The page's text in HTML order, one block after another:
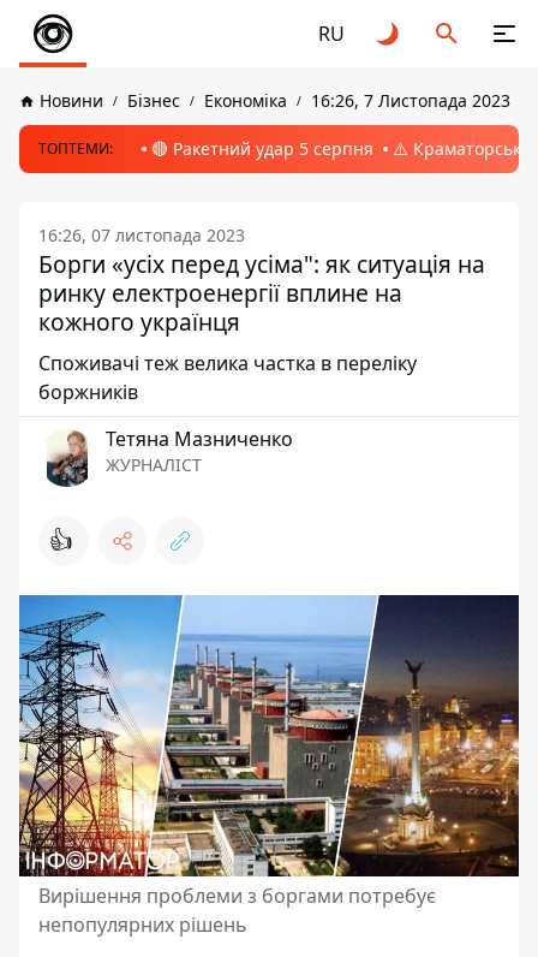
RU
Новини Бізнес Економіка 16:26, 7 Листопада 2023
ТОПТЕМИ: 🔴 Ракетний удар 5 серпня ⚠️ Краматорськ,
16:26, 07 листопада 2023
Борги «усіх перед усіма": як ситуація на
ринку електроенергії вплине на
кожного українця
Споживачі теж велика частка в переліку
боржників
Тетяна Мазниченко
ЖУРНАЛІСТ
👍
Вирішення проблеми з боргами потребує
непопулярних рішень